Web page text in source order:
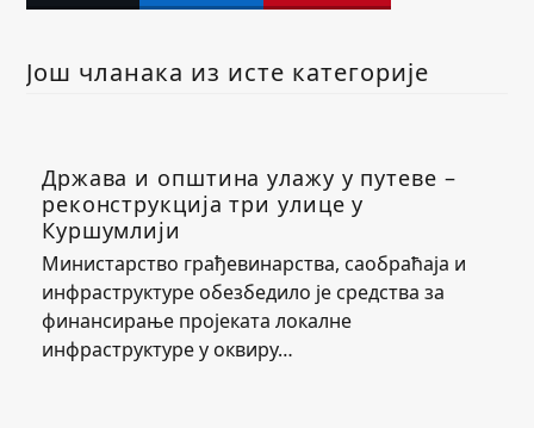
Још чланака из исте категорије
Држава и општина улажу у путеве –
реконструкција три улице у
Куршумлији
Министарство грађевинарства, саобраћаја и
инфраструктуре обезбедило је средства за
финансирање пројеката локалне
инфраструктуре у оквиру…